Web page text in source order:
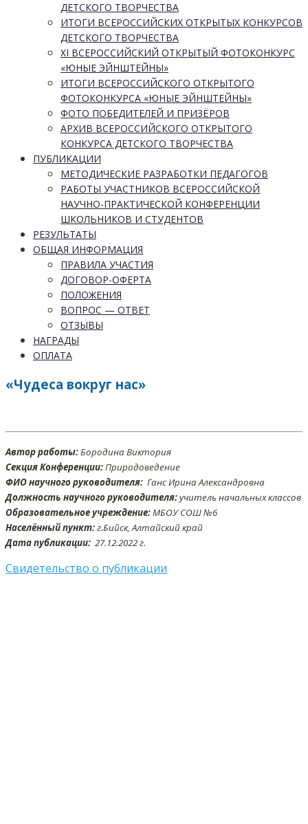
ДЕТСКОГО ТВОРЧЕСТВА
ИТОГИ ВСЕРОССИЙСКИХ ОТКРЫТЫХ КОНКУРСОВ
ДЕТСКОГО ТВОРЧЕСТВА
XI ВСЕРОССИЙСКИЙ ОТКРЫТЫЙ ФОТОКОНКУРС
«ЮНЫЕ ЭЙНШТЕЙНЫ»
ИТОГИ ВСЕРОССИЙСКОГО ОТКРЫТОГО
ФОТОКОНКУРСА «ЮНЫЕ ЭЙНШТЕЙНЫ»
ФОТО ПОБЕДИТЕЛЕЙ И ПРИЗЁРОВ
АРХИВ ВСЕРОССИЙСКОГО ОТКРЫТОГО
КОНКУРСА ДЕТСКОГО ТВОРЧЕСТВА
ПУБЛИКАЦИИ
МЕТОДИЧЕСКИЕ РАЗРАБОТКИ ПЕДАГОГОВ
РАБОТЫ УЧАСТНИКОВ ВСЕРОССИЙСКОЙ
НАУЧНО-ПРАКТИЧЕСКОЙ КОНФЕРЕНЦИИ
ШКОЛЬНИКОВ И СТУДЕНТОВ
РЕЗУЛЬТАТЫ
ОБЩАЯ ИНФОРМАЦИЯ
ПРАВИЛА УЧАСТИЯ
ДОГОВОР-ОФЕРТА
ПОЛОЖЕНИЯ
ВОПРОС — ОТВЕТ
ОТЗЫВЫ
НАГРАДЫ
ОПЛАТА
«Чудеса вокруг нас»
Автор работы:Бородина Виктория
Секция Конференции:Природоведение
ФИО научного руководителя: Ганс Ирина Александровна
Должность научного руководителя:учитель начальных классов
Образовательное учреждение:МБОУ СОШ №6
Населённый пункт:г.Бийск, Алтайский край
Дата публикации: 27.12.2022 г.
Свидетельство о публикации